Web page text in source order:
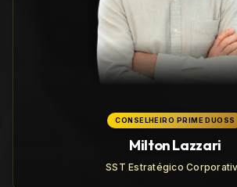
CONSELHEIRO PRIME DUOSS
Milton Lazzari
SST Estratégico